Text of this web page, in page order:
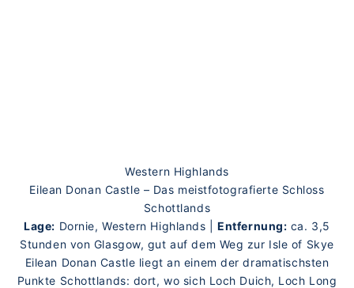
Western Highlands
Eilean Donan Castle – Das meistfotografierte Schloss
Schottlands
Lage: Dornie, Western Highlands |Entfernung: ca. 3,5
Stunden von Glasgow, gut auf dem Weg zur Isle of Skye
Eilean Donan Castle liegt an einem der dramatischsten
Punkte Schottlands: dort, wo sich Loch Duich, Loch Long